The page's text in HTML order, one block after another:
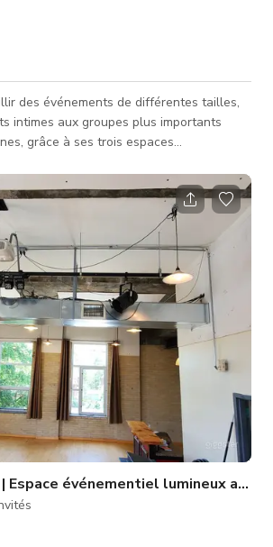
des événements de différentes tailles,
intimes aux groupes plus importants
grâce à ses trois espaces
rétro, d'un magnifique escalier sur
luxueux, et plus encore. Idéal pour les
de cocktail ou la danse, cet espace
un grand écran fixé au plafond et un
Espace événementiel lumineux